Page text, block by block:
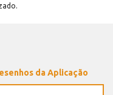
da Aplicação